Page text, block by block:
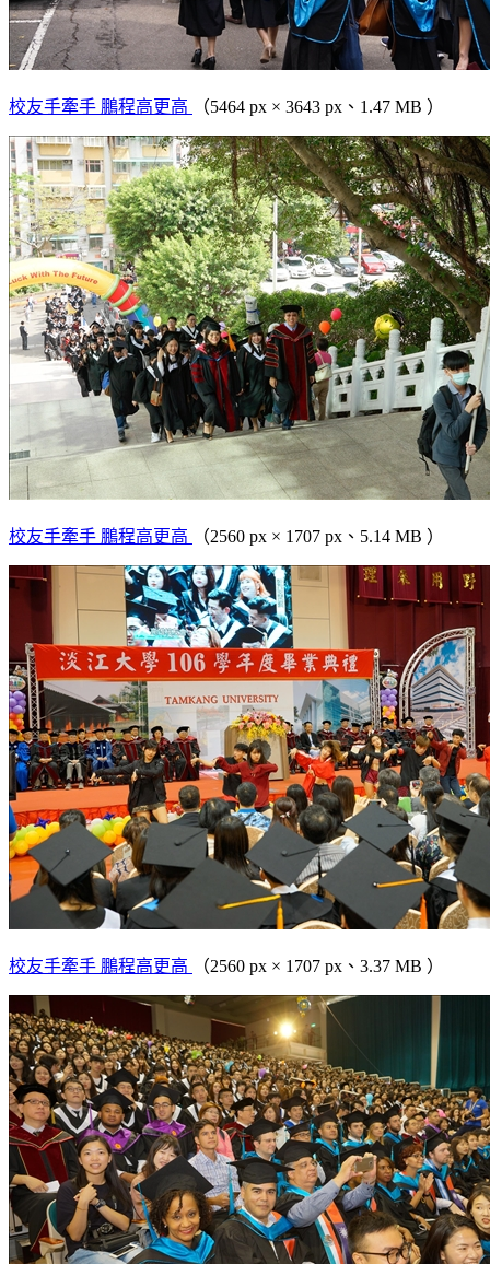
校友手牽手 鵬程高更高 （5464 px × 3643 px、1.47 MB ）
校友手牽手 鵬程高更高 （2560 px × 1707 px、5.14 MB ）
校友手牽手 鵬程高更高 （2560 px × 1707 px、3.37 MB ）